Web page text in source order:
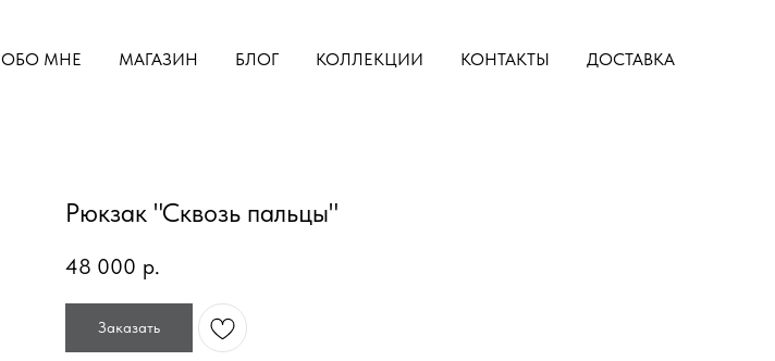
ОБО МНЕ МАГАЗИН БЛОГ КОЛЛЕКЦИИ КОНТАКТЫ ДОСТАВКА
Рюкзак "Сквозь пальцы"
48 000 р.
Заказать